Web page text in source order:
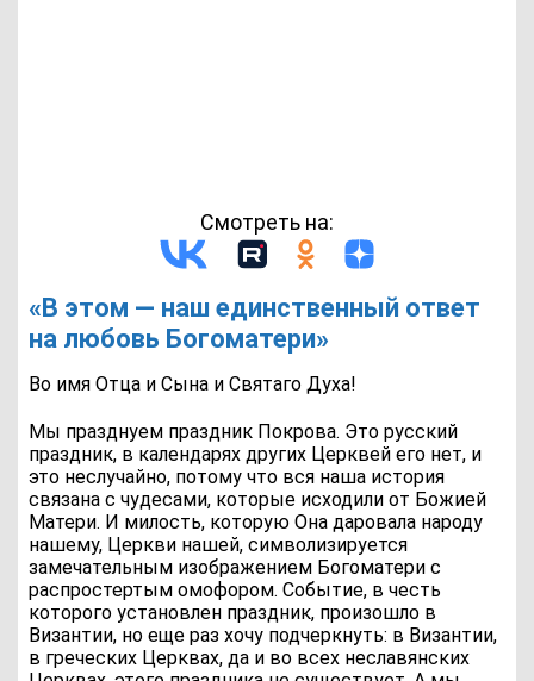
Смотреть на:
«В этом — наш единственный ответ
на любовь Богоматери»
Во имя Отца и Сына и Святаго Духа!
Мы празднуем праздник Покрова. Это русский
праздник, в календарях других Церквей его нет, и
это неслучайно, потому что вся наша история
связана с чудесами, которые исходили от Божией
Матери. И милость, которую Она даровала народу
нашему, Церкви нашей, символизируется
замечательным изображением Богоматери с
распростертым омофором. Событие, в честь
которого установлен праздник, произошло в
Византии, но еще раз хочу подчеркнуть: в Византии,
в греческих Церквах, да и во всех неславянских